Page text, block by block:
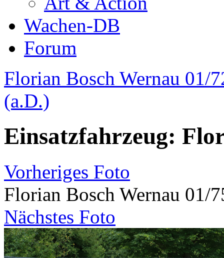
Wachen-DB
Forum
Florian Bosch Wernau 01/
(a.D.)
Einsatzfahrzeug:
Vorheriges Foto
Florian Bosch Wernau 01/
Nächstes Foto